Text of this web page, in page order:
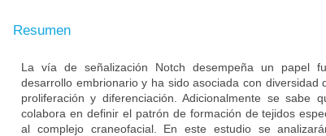
Resumen
La vía de señalización Notch desempeña un papel
desarrollo embrionario y ha sido asociada con diversidad
proliferación y diferenciación. Adicionalmente se
colabora en definir el patrón de formación de tejidos
al complejo craneofacial. En este estudio se